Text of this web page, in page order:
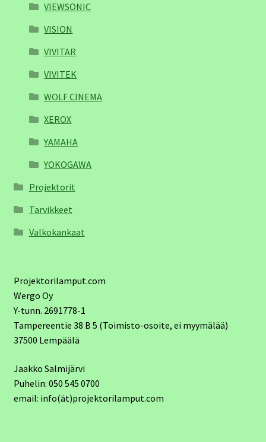
VIEWSONIC
VISION
VIVITAR
VIVITEK
WOLF CINEMA
XEROX
YAMAHA
YOKOGAWA
Projektorit
Tarvikkeet
Valkokankaat
Projektorilamput.com
Wergo Oy
Y-tunn. 2691778-1
Tampereentie 38 B 5 (Toimisto-osoite, ei myymälää)
37500 Lempäälä
Jaakko Salmijärvi
Puhelin: 050 545 0700
email: info(ät)projektorilamput.com